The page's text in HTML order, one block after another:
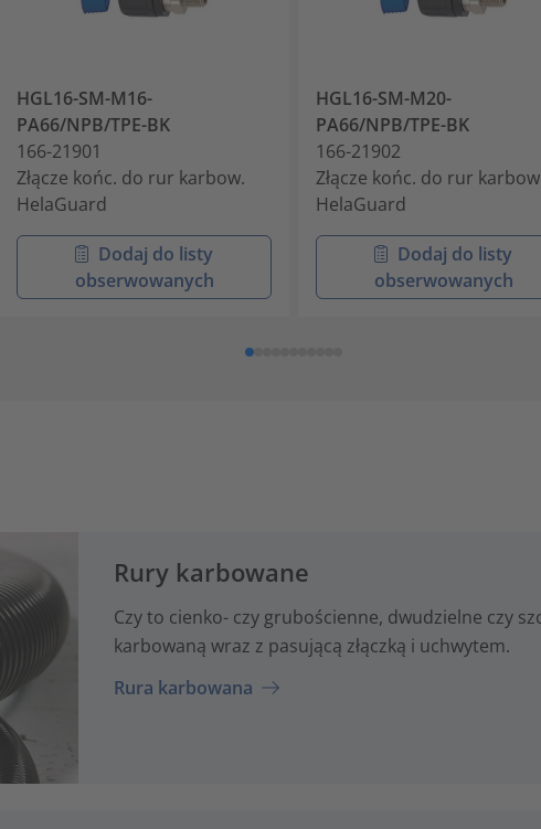
HGL16-SM-M16-
PA66/NPB/TPE-BK
166-21901
Złącze końc. do rur karbow.
HelaGuard
Dodaj do listy
obserwowanych
HGL16-SM-M20-
PA66/NPB/TPE-BK
166-21902
Złącze końc. do rur
HelaGuard
Dodaj do listy
obserwowanych
Rury karbowane
Czy to cienko- czy grubościenne, dwudzielne czy
karbowaną wraz z pasującą złączką i uchwytem.
Rura karbowana